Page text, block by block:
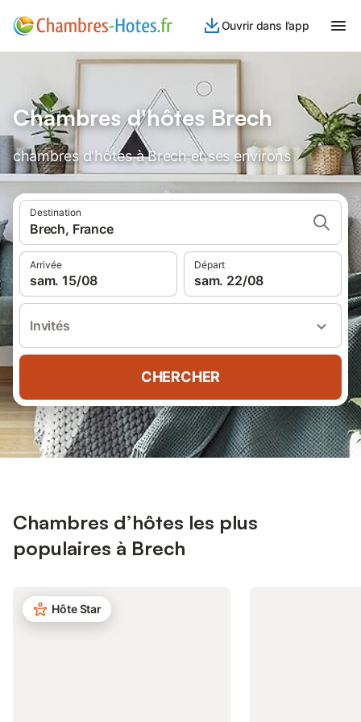
Ouvrir dans l’app
Chambres d'hôtes Brech
chambres d'hôtes à Brech et ses environs
Destination
Brech, France
Arrivée
sam. 15/08
Départ
sam. 22/08
Invités
CHERCHER
Chambres d’hôtes les plus
populaires à Brech
Hôte Star